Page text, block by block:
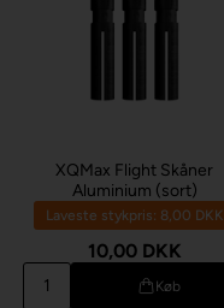
XQMax Flight Skåner
Aluminium (sort)
Laveste stykpris: 8,00 DKK
10,00 DKK
Køb